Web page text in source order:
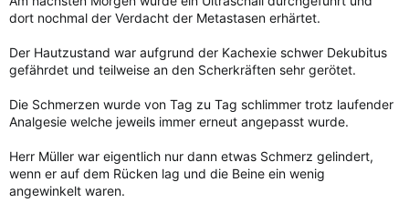
dort nochmal der Verdacht der Metastasen erhärtet.
Der Hautzustand war aufgrund der Kachexie schwer Dekubitus
gefährdet und teilweise an den Scherkräften sehr gerötet.
Die Schmerzen wurde von Tag zu Tag schlimmer trotz laufender
Analgesie welche jeweils immer erneut angepasst wurde.
Herr Müller war eigentlich nur dann etwas Schmerz gelindert,
wenn er auf dem Rücken lag und die Beine ein wenig
angewinkelt waren.